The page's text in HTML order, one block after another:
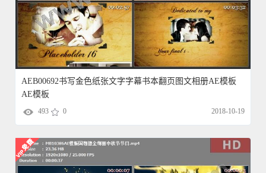
AEB00692书写金色纸张文字字幕书本翻页图文相册AE模板
AE模板
493 0 2018-10-19